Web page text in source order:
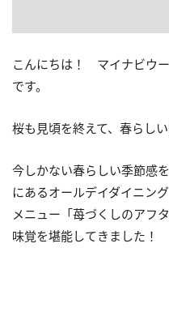
こんにちは！ マイナビウ
です。
桜も見頃を終えて、春らし
今しかない春らしい季節感
にあるオールデイダイニン
メニュー「苺づくしのアフ
味覚を堪能してきました！